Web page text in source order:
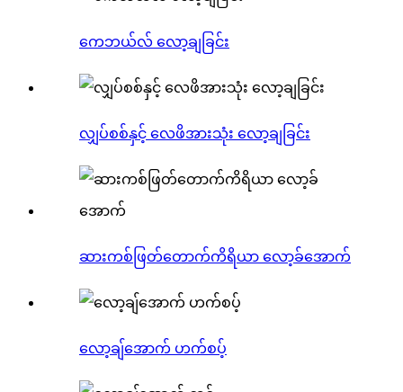
ကေဘယ်လ် လော့ချခြင်း
လျှပ်စစ်နှင့် လေဖိအားသုံး လော့ချခြင်း
ဆားကစ်ဖြတ်တောက်ကိရိယာ လော့ခ်အောက်
လော့ချ်အောက် ဟက်စပ့်